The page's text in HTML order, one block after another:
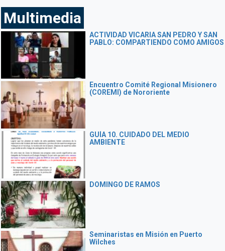
Multimedia
ACTIVIDAD VICARIA SAN PEDRO Y SAN
PABLO: COMPARTIENDO COMO AMIGOS
Encuentro Comité Regional Misionero
(COREMI) de Nororiente
GUÍA 10. CUIDADO DEL MEDIO
AMBIENTE
DOMINGO DE RAMOS
Seminaristas en Misión en Puerto
Wilches